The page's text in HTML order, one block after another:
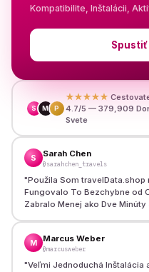
Kompatibilite, Inštalácii,
Spustiť
S M P
★★★★★
4.7/5 — 379,909
Svete
S Sarah Chen
@sarahchen_travels
"Použila Som
Fungovalo To Bezchybne od
Zabralo Menej ako Dve
M Marcus Weber
@marcusweber
"Veľmi Jednoduchá Inštalácia